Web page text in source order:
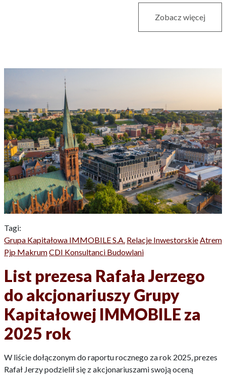
Zobacz więcej
Tagi:
Grupa Kapitałowa IMMOBILE S.A. Relacje InwestorskieAtrem
Pjp MakrumCDI Konsultanci Budowlani
List prezesa Rafała Jerzego
do akcjonariuszy Grupy
Kapitałowej IMMOBILE za
2025 rok
W liście dołączonym do raportu rocznego za rok 2025, prezes
Rafał Jerzy podzielił się z akcjonariuszami swoją oceną